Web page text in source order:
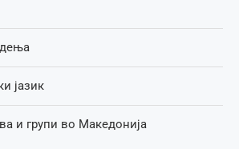
јазик
и групи во Македонија